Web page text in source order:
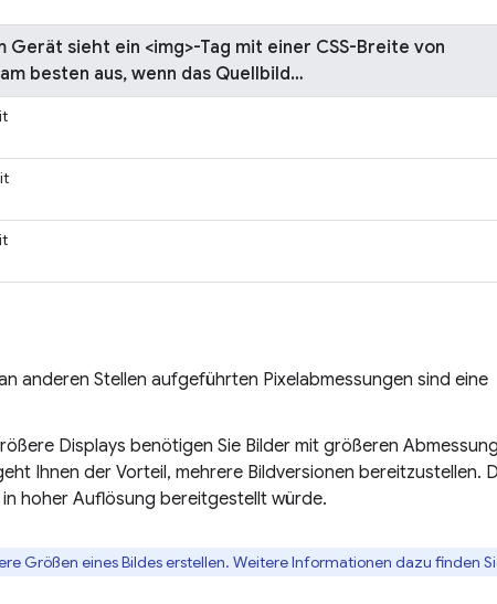
Gerät sieht ein <img>-Tag mit einer CSS-Breite von
besten aus, wenn das Quellbild…
anderen Stellen aufgeführten Pixelabmessungen sind eine
Displays benötigen Sie Bilder mit größeren
Ihnen der Vorteil, mehrere Bildversionen bereitzustellen.
hoher Auflösung bereitgestellt würde.
Größen eines Bildes erstellen. Weitere Informationen dazu finden